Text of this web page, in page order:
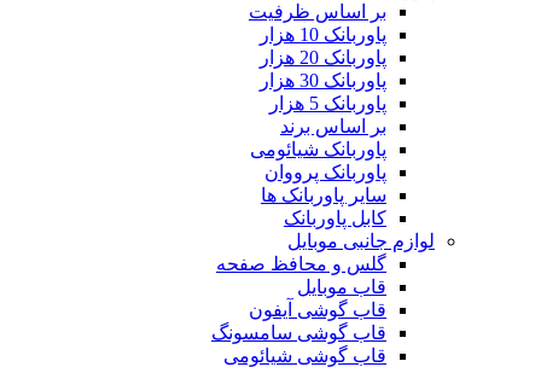
بر اساس ظرفیت
پاوربانک 10 هزار
پاوربانک 20 هزار
پاوربانک 30 هزار
پاوربانک 5 هزار
بر اساس برند
پاوربانک شیائومی
پاوربانک پرووان
سایر پاوربانک ها
کابل پاوربانک
لوازم جانبی موبایل
گلس و محافظ صفحه
قاب موبایل
قاب گوشی آیفون
قاب گوشی سامسونگ
قاب گوشی شیائومی